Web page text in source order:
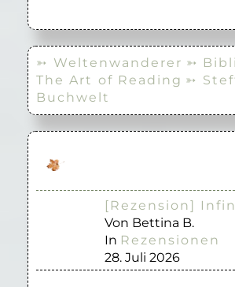
➳ Weltenwanderer ➳
The Art of Reading ➳
Buchwelt
[Rezension]
Von Bettina B.
In Rezensionen
28. Juli 2026